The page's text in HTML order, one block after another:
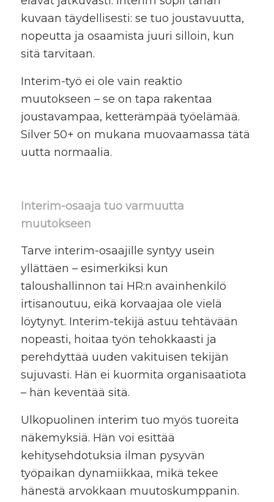
kuvaan täydellisesti: se tuo joustavuutta,
nopeutta ja osaamista juuri silloin, kun
sitä tarvitaan.
Interim-työ ei ole vain reaktio
muutokseen – se on tapa rakentaa
joustavampaa, ketterämpää työelämää.
Silver 50+ on mukana muovaamassa tätä
uutta normaalia.
Interim-osaaja tuo varmuutta
muutokseen
Tarve interim-osaajille syntyy usein
yllättäen – esimerkiksi kun
taloushallinnon tai HR:n avainhenkilö
irtisanoutuu, eikä korvaajaa ole vielä
löytynyt. Interim-tekijä astuu tehtävään
nopeasti, hoitaa työn tehokkaasti ja
perehdyttää uuden vakituisen tekijän
sujuvasti. Hän ei kuormita organisaatiota
– hän keventää sitä.
Ulkopuolinen interim tuo myös tuoreita
näkemyksiä. Hän voi esittää
kehitysehdotuksia ilman pysyvän
työpaikan dynamiikkaa, mikä tekee
hänestä arvokkaan muutoskumppanin.